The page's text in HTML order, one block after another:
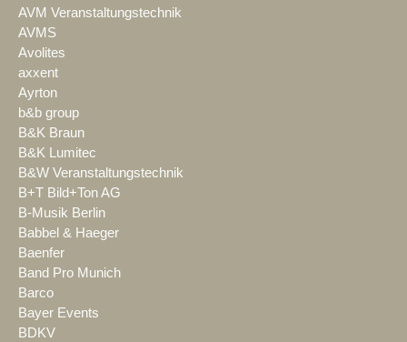
AVM Veranstaltungstechnik
AVMS
Avolites
axxent
Ayrton
b&b group
B&K Braun
B&K Lumitec
B&W Veranstaltungstechnik
B+T Bild+Ton AG
B-Musik Berlin
Babbel & Haeger
Baenfer
Band Pro Munich
Barco
Bayer Events
BDKV